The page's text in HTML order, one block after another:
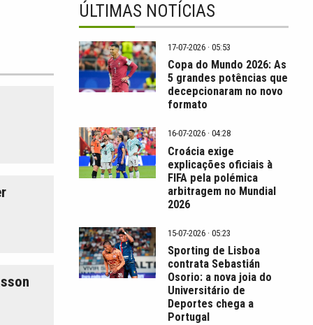
ÚLTIMAS NOTÍCIAS
17-07-2026 · 05:53
Copa do Mundo 2026: As
5 grandes potências que
decepcionaram no novo
formato
16-07-2026 · 04:28
Croácia exige
explicações oficiais à
FIFA pela polémica
arbitragem no Mundial
2026
15-07-2026 · 05:23
Sporting de Lisboa
contrata Sebastián
Osorio: a nova joia do
Universitário de
Deportes chega a
Portugal